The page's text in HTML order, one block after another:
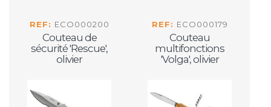
REF: ECO000200
Couteau de
sécurité 'Rescue',
olivier
REF: ECO000179
Couteau
multifonctions
'Volga', olivier